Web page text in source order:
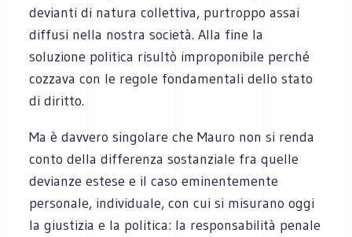
devianti di natura collettiva, purtroppo assai
diffusi nella nostra società. Alla fine la
soluzione politica risultò improponibile perché
cozzava con le regole fondamentali dello stato
di diritto.
Ma è davvero singolare che Mauro non si renda
conto della differenza sostanziale fra quelle
devianze estese e il caso eminentemente
personale, individuale, con cui si misurano oggi
la giustizia e la politica: la responsabilità penale